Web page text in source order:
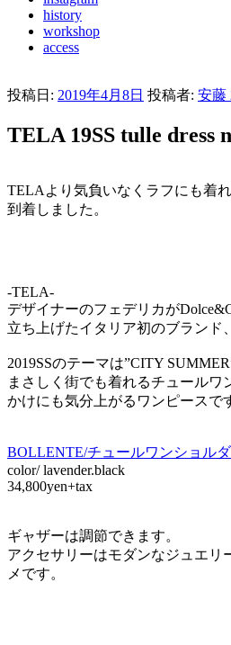
history
workshop
access
投稿日: 2019年4月8日 投稿者: 安藤
TELA 19SS tulle dress
TELAより気負いなくラフにも着
到着しました。
-TELA-
デザイナーのフェデリカが
立ち上げたイタリア初のブランド
2019SSのテーマは”CITY
まさしく街でも着れるチュールワ
かけにも気分上がるワンピースで
BOLLENTE/チュールワンショル
color/ lavender.black
34,800yen+tax
ギャザーは調節できます。
アクセサリーはモダンなジュエリ
メです。